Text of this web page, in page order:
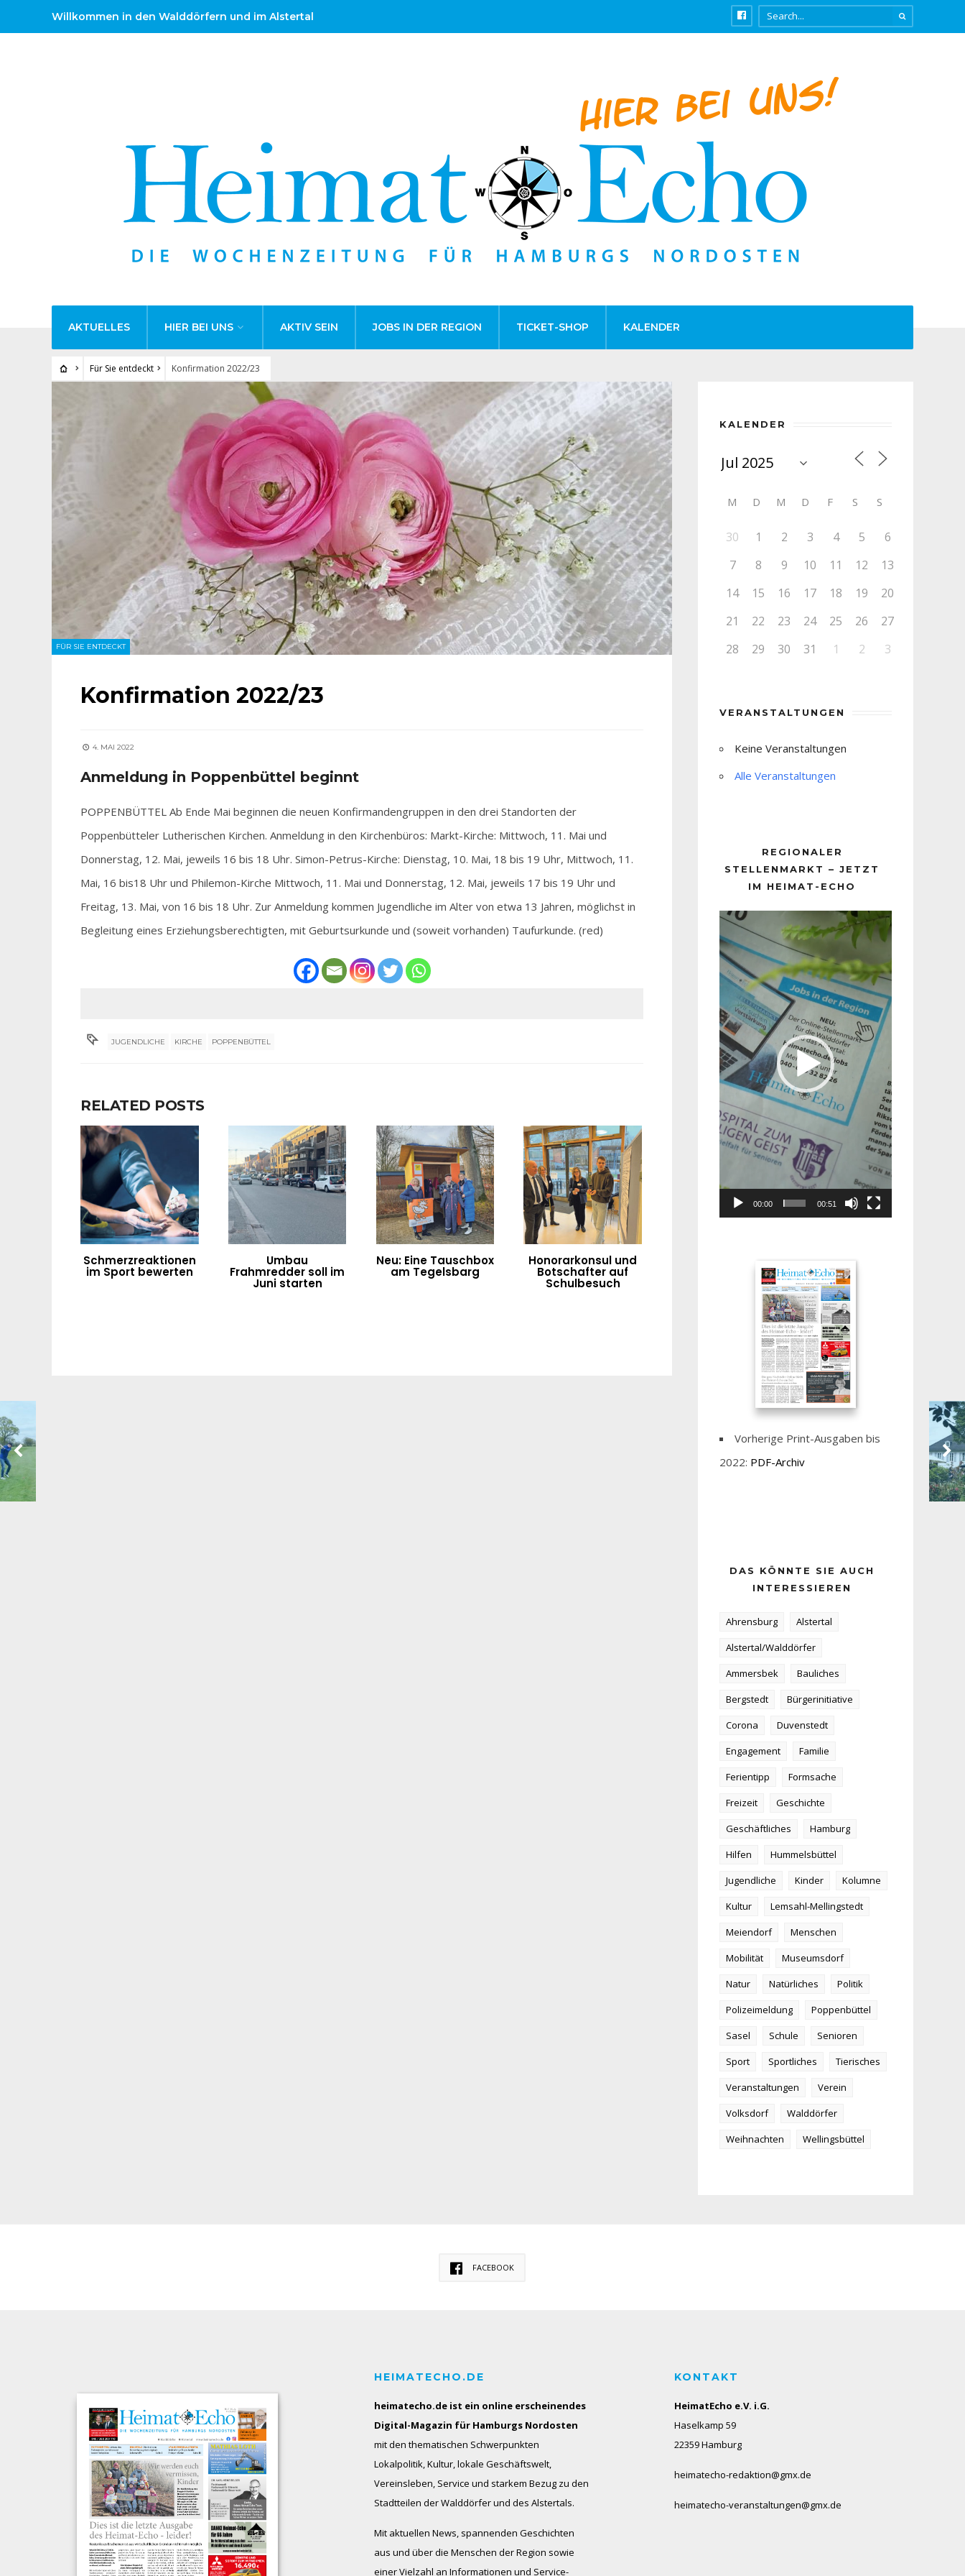
Willkommen in den Walddörfern und im Alstertal
AKTUELLES HIER BEI UNS AKTIV SEIN JOBS IN DER REGION TICKET-SHOP KALENDER
Für Sie entdeckt Konfirmation 2022/23
FÜR SIE ENTDECKT
Konfirmation 2022/23
4. MAI 2022
Anmeldung in Poppenbüttel beginnt
POPPENBÜTTEL Ab Ende Mai beginnen die neuen Konfirmandengruppen in den drei Standorten der
Poppenbütteler Lutherischen Kirchen. Anmeldung in den Kirchenbüros: Markt-Kirche: Mittwoch, 11. Mai und
Donnerstag, 12. Mai, jeweils 16 bis 18 Uhr. Simon-Petrus-Kirche: Dienstag, 10. Mai, 18 bis 19 Uhr, Mittwoch, 11.
Mai, 16 bis18 Uhr und Philemon-Kirche Mittwoch, 11. Mai und Donnerstag, 12. Mai, jeweils 17 bis 19 Uhr und
Freitag, 13. Mai, von 16 bis 18 Uhr. Zur Anmeldung kommen Jugendliche im Alter von etwa 13 Jahren, möglichst in
Begleitung eines Erziehungsberechtigten, mit Geburtsurkunde und (soweit vorhanden) Taufurkunde. (red)
JUGENDLICHE KIRCHE POPPENBÜTTEL
RELATED POSTS
Schmerzreaktionen
im Sport bewerten
Umbau
Frahmredder soll im
Juni starten
Neu: Eine Tauschbox
am Tegelsbarg
Honorarkonsul und
Botschafter auf
Schulbesuch
KALENDER
M D M D F S S
30 1 2 3 4 5
6
7
8 9 10 11 12
13
14
15 16 17 18 19
20
21
22 23 24 25 26
27
28
29 30 31 1 2 3
VERANSTALTUNGEN
Keine Veranstaltungen
Alle Veranstaltungen
REGIONALER
STELLENMARKT – JETZT
IM HEIMAT-ECHO
Player
00:00 00:51
Vorherige Print-Ausgaben bis
2022: PDF-Archiv
DAS KÖNNTE SIE AUCH
INTERESSIEREN
Ahrensburg
Alstertal
Alstertal/Walddörfer
Ammersbek
Bauliches
Bergstedt
Bürgerinitiative
Corona
Duvenstedt
Engagement
Familie
Ferientipp
Formsache
Freizeit
Geschichte
Geschäftliches
Hamburg
Hilfen
Hummelsbüttel
Jugendliche
Kinder
Kolumne
Kultur
Lemsahl-Mellingstedt
Meiendorf
Menschen
Mobilität
Museumsdorf
Natur
Natürliches
Politik
Polizeimeldung
Poppenbüttel
Sasel
Schule
Senioren
Sport
Sportliches
Tierisches
Veranstaltungen
Verein
Volksdorf
Walddörfer
Weihnachten
Wellingsbüttel
FACEBOOK
HEIMATECHO.DE
heimatecho.de ist ein online erscheinendes
Digital-Magazin für Hamburgs Nordosten
mit den thematischen Schwerpunkten
Lokalpolitik, Kultur, lokale Geschäftswelt,
Vereinsleben, Service und starkem Bezug zu den
Stadtteilen der Walddörfer und des Alstertals.
Mit aktuellen News, spannenden Geschichten
aus und über die Menschen der Region sowie
einer Vielzahl an Informationen und Service-
KONTAKT
HeimatEcho e.V. i.G.
Haselkamp 59
22359 Hamburg
heimatecho-redaktion@gmx.de
heimatecho-veranstaltungen@gmx.de